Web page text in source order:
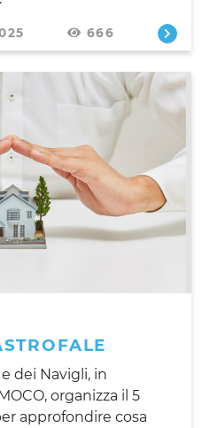
666
dei Navigli, in
organizza il 5
approfondire cosa